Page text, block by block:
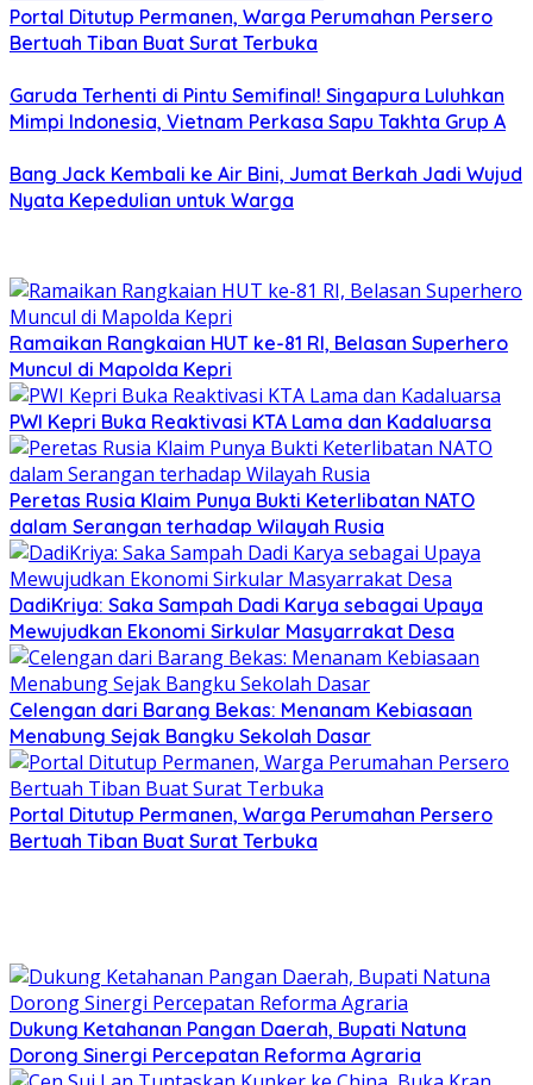
Portal Ditutup Permanen, Warga Perumahan Persero
Bertuah Tiban Buat Surat Terbuka
Garuda Terhenti di Pintu Semifinal! Singapura Luluhkan
Mimpi Indonesia, Vietnam Perkasa Sapu Takhta Grup A
Bang Jack Kembali ke Air Bini, Jumat Berkah Jadi Wujud
Nyata Kepedulian untuk Warga
Ramaikan Rangkaian HUT ke-81 RI, Belasan Superhero
Muncul di Mapolda Kepri
PWI Kepri Buka Reaktivasi KTA Lama dan Kadaluarsa
Peretas Rusia Klaim Punya Bukti Keterlibatan NATO
dalam Serangan terhadap Wilayah Rusia
DadiKriya: Saka Sampah Dadi Karya sebagai Upaya
Mewujudkan Ekonomi Sirkular Masyarrakat Desa
Celengan dari Barang Bekas: Menanam Kebiasaan
Menabung Sejak Bangku Sekolah Dasar
Portal Ditutup Permanen, Warga Perumahan Persero
Bertuah Tiban Buat Surat Terbuka
Dukung Ketahanan Pangan Daerah, Bupati Natuna
Dorong Sinergi Percepatan Reforma Agraria